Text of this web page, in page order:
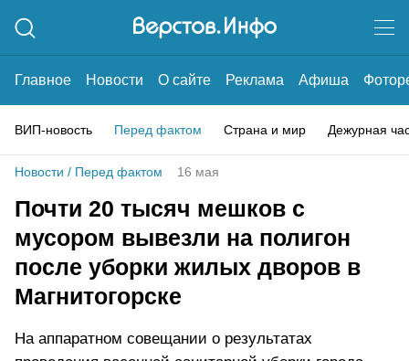
Главное Новости О сайте Реклама Афиша
ВИП-новость Перед фактом Страна и мир Дежурная
Новости / Перед фактом 16 мая
Почти 20 тысяч мешков с
мусором вывезли на полигон
после уборки жилых дворов в
Магнитогорске
На аппаратном совещании о результатах